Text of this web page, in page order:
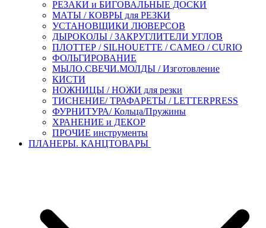
РЕЗАКИ и БИГОВАЛЬНЫЕ ДОСКИ
МАТЫ / КОВРЫ для РЕЗКИ
УСТАНОВЩИКИ ЛЮВЕРСОВ
ДЫРОКОЛЫ / ЗАКРУГЛИТЕЛИ УГЛОВ
ПЛОТТЕР / SILHOUETTE / CAMEO / CURIO
ФОЛЬГИРОВАНИЕ
МЫЛО.СВЕЧИ.МОЛДЫ / Изготовление
КИСТИ
НОЖНИЦЫ / НОЖИ для резки
ТИСНЕНИЕ/ ТРАФАРЕТЫ / LETTERPRESS
ФУРНИТУРА/ Кольца/Пружины
ХРАНЕНИЕ и ДЕКОР
ПРОЧИЕ инструменты
ПЛАНЕРЫ. КАНЦТОВАРЫ